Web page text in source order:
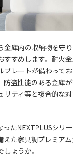
庫内の収納物を守り
すすめします。耐火
プレートが備わって
防盗性能のある金庫
リティ等と複合的な
たNEXTPLUSシリ
えた家具調プレミア
ょうか。